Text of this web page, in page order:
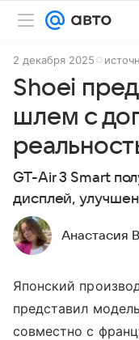
2 декабря 2025
Shoei
шлем с
GT-Air 3 Smart
дисплей,
Анастасия
Японский
представил
совместно с